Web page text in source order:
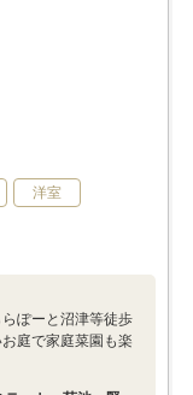
洋室
ぽーと沼津等徒歩
庭で家庭菜園も楽